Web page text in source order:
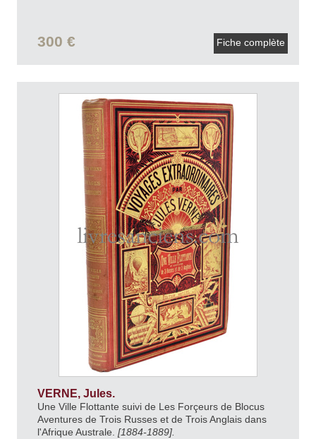
300 € Fiche complète
VERNE, Jules.
Une Ville Flottante suivi de Les Forçeurs de Blocus
Aventures de Trois Russes et de Trois Anglais dans
l'Afrique Australe. [1884-1889].